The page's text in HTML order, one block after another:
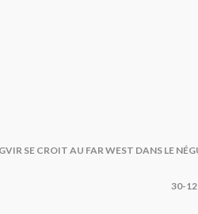
SE CROIT AU FAR WEST DANS LE
30-